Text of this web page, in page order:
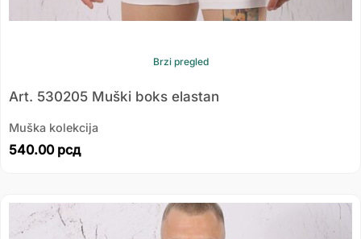
Brzi pregled
Art. 530205 Muški boks elastan
Muška kolekcija
540.00 рсд